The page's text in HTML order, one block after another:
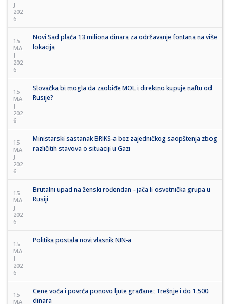
J
202
6
15
MA
J
202
6
Novi Sad plaća 13 miliona dinara za održavanje fontana na više
lokacija
15
MA
J
202
6
Slovačka bi mogla da zaobiđe MOL i direktno kupuje naftu od
Rusije?
15
MA
J
202
6
Ministarski sastanak BRIKS-a bez zajedničkog saopštenja zbog
različitih stavova o situaciji u Gazi
15
MA
J
202
6
Brutalni upad na ženski rođendan - jača li osvetnička grupa u
Rusiji
15
MA
J
202
6
Politika postala novi vlasnik NIN-a
15
MA
Cene voća i povrća ponovo ljute građane: Trešnje i do 1.500
dinara